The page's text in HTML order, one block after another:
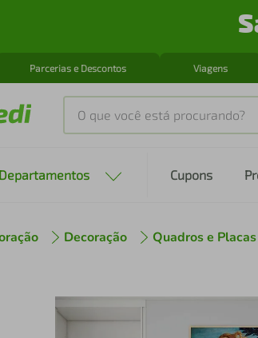
Parcerias e Descontos Viagens
O que você está procurando?
Cupons
Decoração Quadros e Placas
º cafeteira